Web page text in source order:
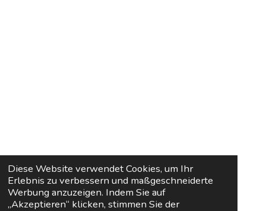
Diese Website verwendet Cookies, um Ihr
Erlebnis zu verbessern und maßgeschneiderte
Werbung anzuzeigen. Indem Sie auf
„Akzeptieren“ klicken, stimmen Sie der